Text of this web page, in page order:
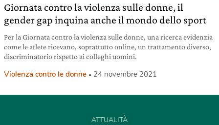
Giornata contro la violenza sulle donne, il
gender gap inquina anche il mondo dello sport
Per la Giornata contro la violenza sulle donne, una ricerca evidenzia
come le atlete ricevano, soprattutto online, un trattamento diverso,
discriminatorio rispetto ai colleghi uomini.
Violenza contro le donne 24 novembre 2021
ATTUALITÀ